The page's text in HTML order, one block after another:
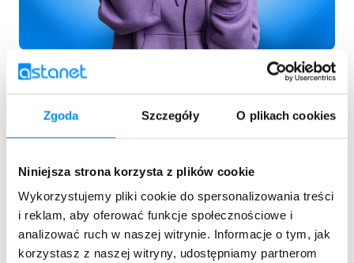
Zgoda Szczegóły O plikach cookies
Niniejsza strona korzysta z plików cookie
Wykorzystujemy pliki cookie do spersonalizowania treści
i reklam, aby oferować funkcje społecznościowe i
analizować ruch w naszej witrynie. Informacje o tym, jak
korzystasz z naszej witryny, udostępniamy partnerom
Stabilny zasięg
bezprzewodowy Wi-Fi 7
Dlaczego powinieneś go mieć?
To wyższa prędkość połączenia, czyli przesyłania
danych, pobierania plików i gry online bez opóźnień.
Światłowód z Wi-Fi 7 to lepsza przepustowość
sieci i wydajny zasięg – w skrócie: więcej urządzeń